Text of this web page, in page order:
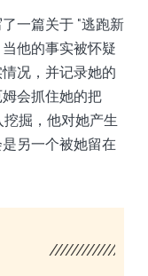
一篇关于 "逃跑新
他的事实被怀疑
况，并记录她的
会抓住她的把
掘，他对她产生
另一个被她留在